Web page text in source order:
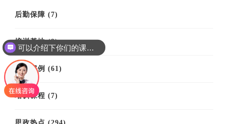
后勤保障 (7)
培训基地(9)
培训案例 (61)
培训课程 (7)